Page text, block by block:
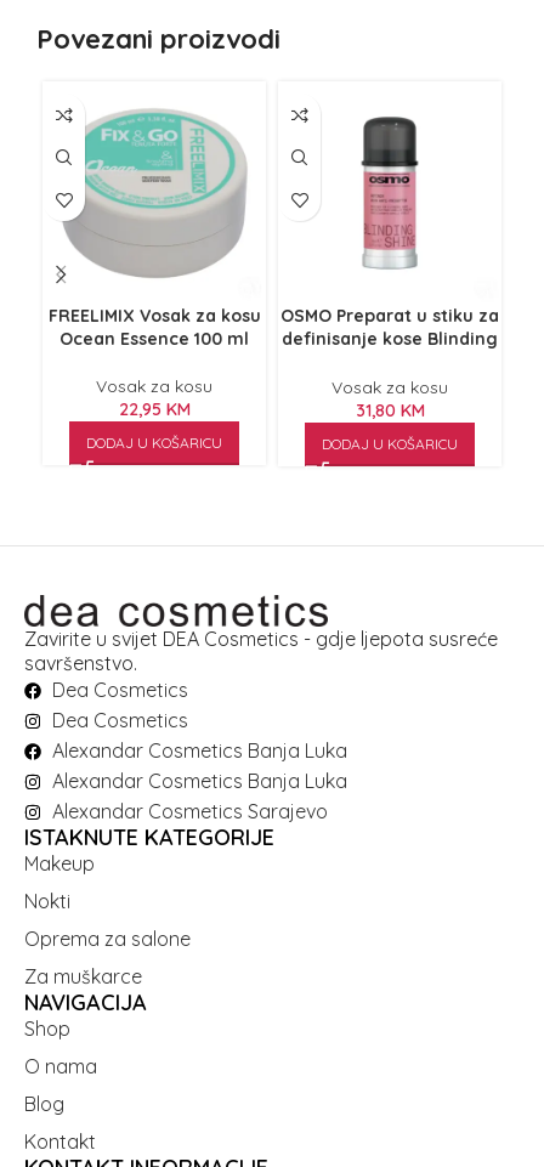
Povezani proizvodi
FREELIMIX Vosak za kosu
Ocean Essence 100 ml
Vosak za kosu
22,95 KM
DODAJ U KOŠARICU
OSMO Preparat u stiku za
definisanje kose Blinding
Vosak za kosu
31,80 KM
DODAJ U KOŠARICU
Zavirite u svijet DEA Cosmetics - gdje ljepota susreće
savršenstvo.
Dea Cosmetics
Dea Cosmetics
Alexandar Cosmetics Banja Luka
Alexandar Cosmetics Banja Luka
Alexandar Cosmetics Sarajevo
ISTAKNUTE KATEGORIJE
Makeup
Nokti
Oprema za salone
Za muškarce
NAVIGACIJA
Shop
O nama
Blog
Kontakt